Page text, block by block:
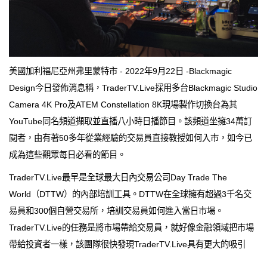
美國加利福尼亞州弗里蒙特市 - 2022年9月22日 -Blackmagic
Design今日發佈消息稱，TraderTV.Live採用多台Blackmagic Studio
Camera 4K Pro及ATEM Constellation 8K現場製作切換台為其
YouTube同名頻道擷取並直播八小時日播節目。該頻道坐擁34萬訂
閱者，由有著50多年從業經驗的交易員直接教授如何入市，如今已
成為這些觀眾每日必看的節目。
TraderTV.Live最早是全球最大日內交易公司Day Trade The
World（DTTW）的內部培訓工具。DTTW在全球擁有超過3千名交
易員和300個自營交易所，培訓交易員如何進入當日市場。
TraderTV.Live的任務是將市場帶給交易員，就好像金融領域把市場
帶給投資者一樣，該團隊很快發現TraderTV.Live具有更大的吸引